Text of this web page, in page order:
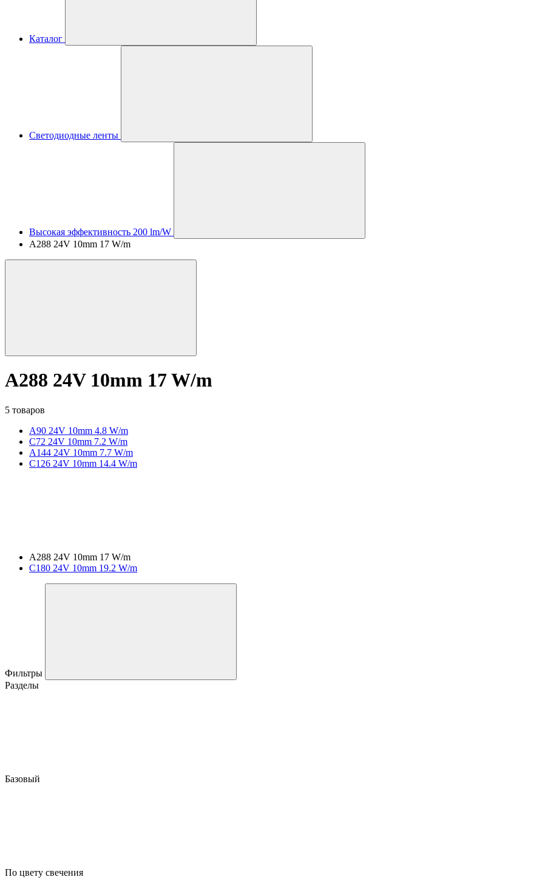
Каталог
Светодиодные ленты
Высокая эффективность 200 lm/W
A288 24V 10mm 17 W/m
A288 24V 10mm 17 W/m
5 товаров
A90 24V 10mm 4.8 W/m
C72 24V 10mm 7.2 W/m
A144 24V 10mm 7.7 W/m
C126 24V 10mm 14.4 W/m
A288 24V 10mm 17 W/m
C180 24V 10mm 19.2 W/m
Фильтры
Разделы
Базовый
По цвету свечения